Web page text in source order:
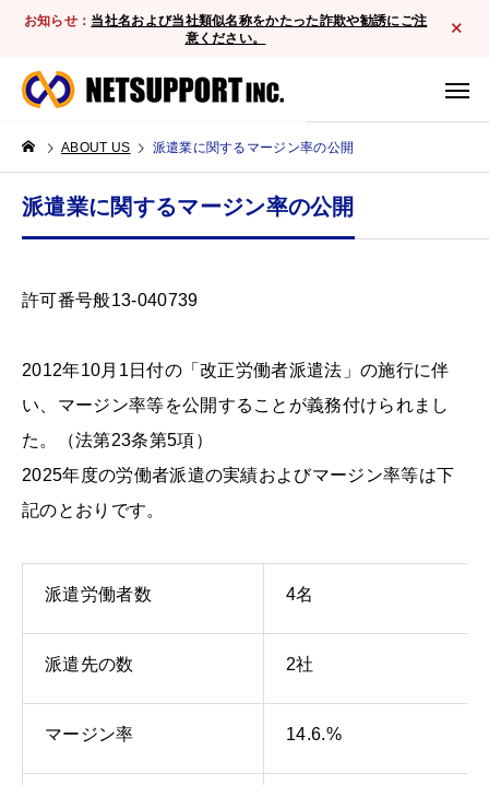
お知らせ： 当社名および当社類似名称をかたった詐欺や勧誘にご注
意ください。
ABOUT US 派遣業に関するマージン率の公開
派遣業に関するマージン率の公開
許可番号般13-040739
2012年10月1日付の「改正労働者派遣法」の施行に伴
い、マージン率等を公開することが義務付けられまし
た。（法第23条第5項）
2025年度の労働者派遣の実績およびマージン率等は下
記のとおりです。
派遣労働者数 4名
派遣先の数 2社
マージン率 14.6.%